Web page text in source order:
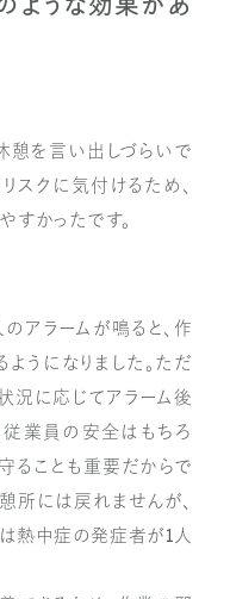
ような効果があ
憩を言い出しづらいで
スクに気付けるため、
すかったです。
アラームが鳴ると、作
うになりました。ただ
況に応じてアラーム後
業員の安全はもちろ
ることも重要だからで
所には戻れませんが、
熱中症の発症者が1人